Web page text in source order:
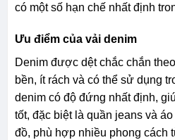
có một số hạn chế nhất định
Ưu điểm của vải denim
Denim được dệt chắc chắn
bền, ít rách và có thể sử dụng
denim có độ đứng nhất định,
tốt, đặc biệt là quần jeans và
đồ, phù hợp nhiều phong cách